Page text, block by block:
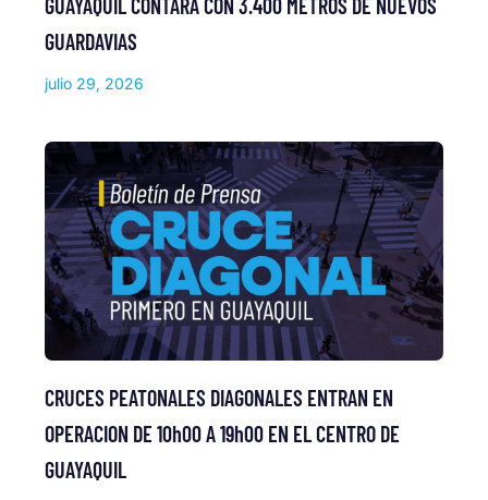
GUAYAQUIL CONTARÁ CON 3.400 METROS DE NUEVOS
GUARDAVIAS
julio 29, 2026
CRUCES PEATONALES DIAGONALES ENTRAN EN
OPERACION DE 10h00 A 19h00 EN EL CENTRO DE
GUAYAQUIL